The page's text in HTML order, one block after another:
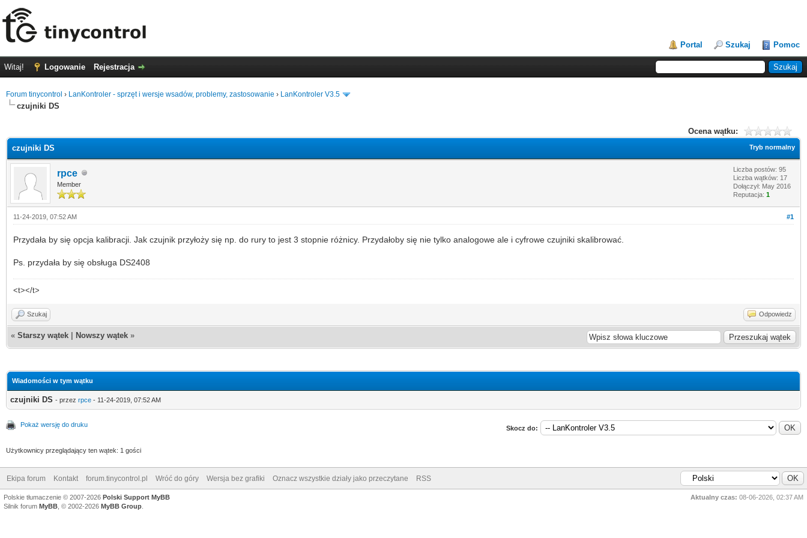
Portal Szukaj Pomoc
Witaj! Logowanie Rejestracja
Forum tinycontrol › LanKontroler - sprzęt i wersje wsadów, problemy, zastosowanie › LanKontroler V3.5
czujniki DS
Ocena wątku:
Tryb normalny
czujniki DS
rpce
Member
Liczba postów: 95
Liczba wątków: 17
Dołączył: May 2016
Reputacja: 1
#1
11-24-2019, 07:52 AM
Przydała by się opcja kalibracji. Jak czujnik przyłoży się np. do rury to jest 3 stopnie różnicy. Przydałoby się nie tylko analogowe ale i cyfrowe czujniki skalibrować.
Ps. przydała by się obsługa DS2408
<t></t>
Szukaj Odpowiedz
« Starszy wątek Nowszy wątek »
Wiadomości w tym wątku
czujniki DS - przez rpce - 11-24-2019, 07:52 AM
Pokaż wersję do druku Skocz do:
Użytkownicy przeglądający ten wątek: 1 gości
Ekipa forum Kontakt forum.tinycontrol.pl Wróć do góry Wersja bez grafiki Oznacz wszystkie działy jako przeczytane RSS
Aktualny czas: 08-06-2026, 02:37 AM
Polskie tłumaczenie © 2007-2026 Polski Support MyBB
Silnik forum MyBB , © 2002-2026 MyBB Group